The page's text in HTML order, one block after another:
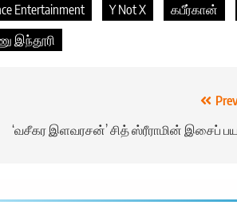
Entertainment
Y Not X கபீர்கான்
இந்தூரி
‘வசீகர இளவரசன்’ சித் ஸ்ரீராமின் இசைப்